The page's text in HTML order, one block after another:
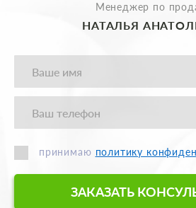
Менеджер по
НАТАЛЬЯ
принимаю политику
ЗАКАЗАТЬ